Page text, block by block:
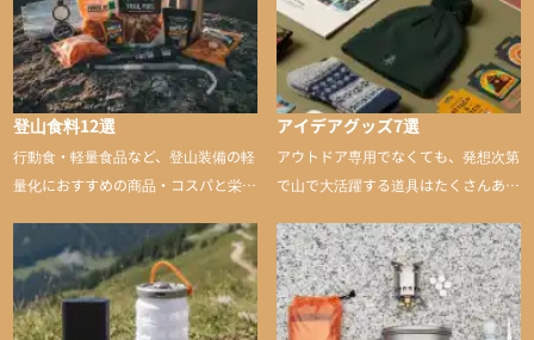
登山食料12選
行動食・軽量食品など、登山装備の軽
量化におすすめの商品・コスパと栄養
アイデアグッズ7選
アウトドア専用でなくても、発想次第
で山で大活躍する道具はたくさんあり
山に持ち込むと快適性や安心感をグッ
と引き上げてくれる――そんな意外性
のあるアイテムを紹介